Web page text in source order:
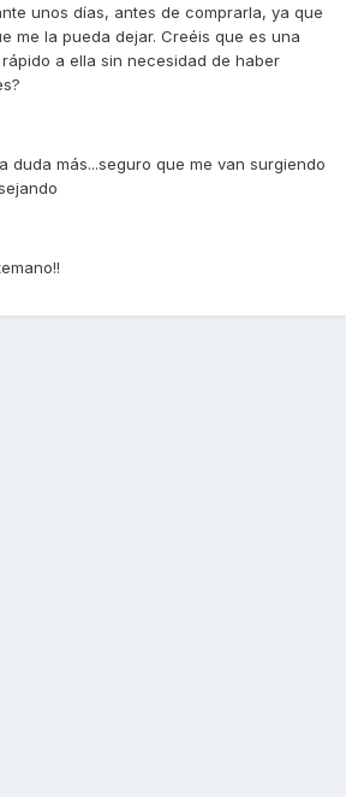
unos días, antes de comprarla, ya que
me la pueda dejar. Creéis que es una
a ella sin necesidad de haber
duda más...seguro que me van surgiendo